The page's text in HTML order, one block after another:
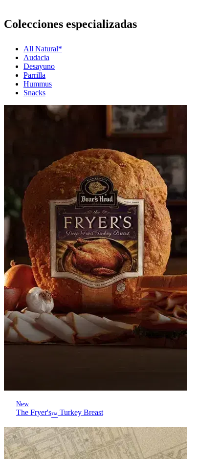
Colecciones especializadas
All Natural*
Audacia
Desayuno
Parrilla
Hummus
Snacks
New
The Fryer's™ Turkey Breast